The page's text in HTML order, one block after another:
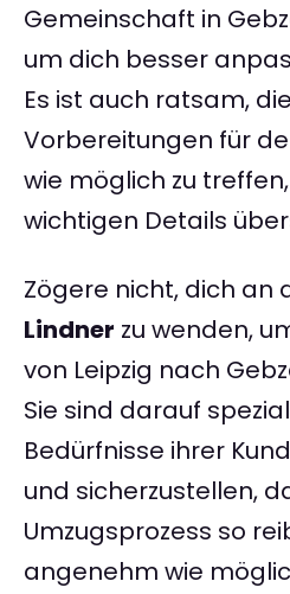
Gemeinschaft in
um dich besser
Es ist auch ratsam,
Vorbereitungen für
wie möglich zu
wichtigen Details
Zögere nicht, dich an
Lindner zu wenden,
von Leipzig nach
Sie sind darauf
Bedürfnisse ihrer
und sicherzustellen,
Umzugsprozess so
angenehm wie